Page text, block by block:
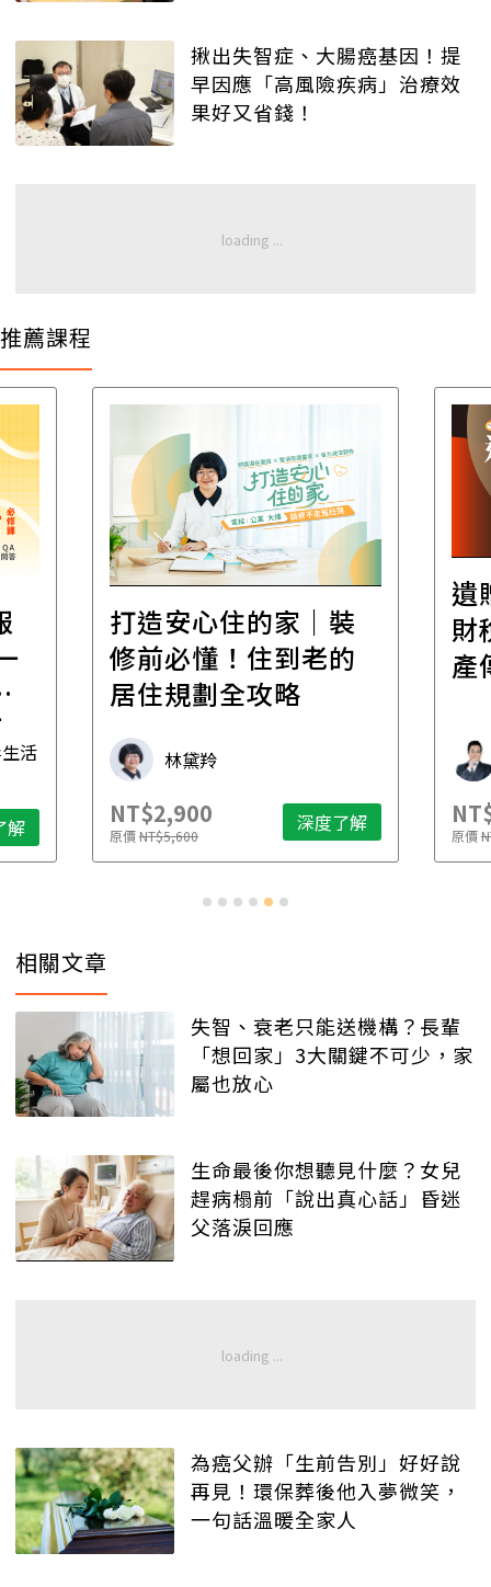
揪出失智症、大腸癌基因！提
早因應「高風險疾病」治療效
果好又省錢！
推薦課程
活
解
打造安心住的家｜裝
修前必懂！住到老的
居住規劃全攻略
林黛羚
NT$2,900
原價NT$5,600 深度了解
遺
財
產
原價
相關文章
失智、衰老只能送機構？長輩
「想回家」3大關鍵不可少，家
屬也放心
生命最後你想聽見什麼？女兒
趕病榻前「說出真心話」昏迷
父落淚回應
為癌父辦「生前告別」好好說
再見！環保葬後他入夢微笑，
一句話溫暖全家人